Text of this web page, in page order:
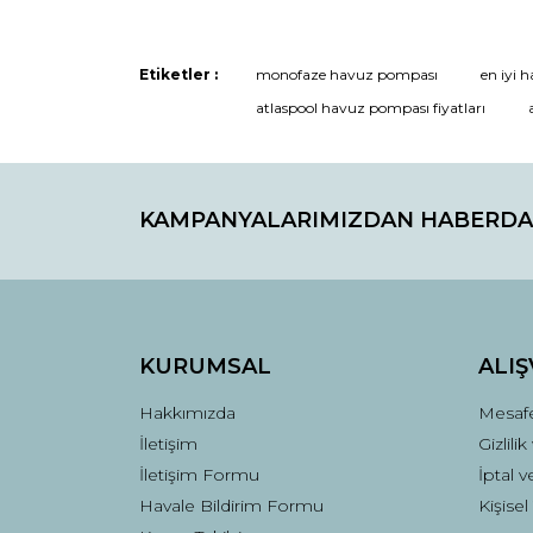
Etiketler : monofaze havuz pompası en iyi
atlaspool havuz pompası fiyatları
KAMPANYALARIMIZDAN
KURUMSAL
Hakkımızda
İletişim
İletişim Formu
Havale Bildirim Formu
İptal